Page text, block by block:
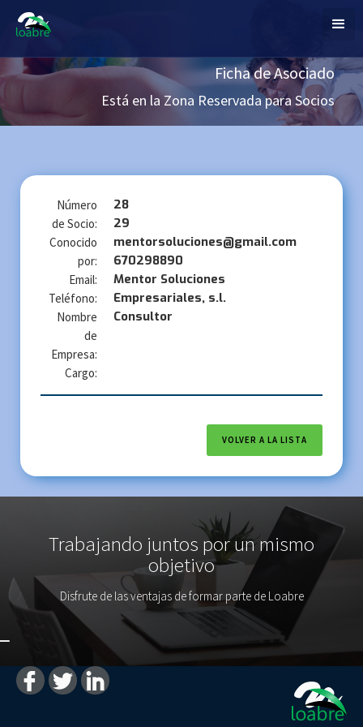
Ficha de Asociado
Está en la Zona Reservada para Socios
Número
de Socio:
Conocido
por:
Email:
Teléfono:
Nombre
de
Empresa:
Cargo:
28
29
mentorsoluciones@gmail.com
670298890
Mentor Soluciones
Empresariales, s.l.
Consultor
VOLVER A LA LISTA
Trabajando juntos por un mismo
objetivo
Disfrute de las ventajas de formar parte de Loabre